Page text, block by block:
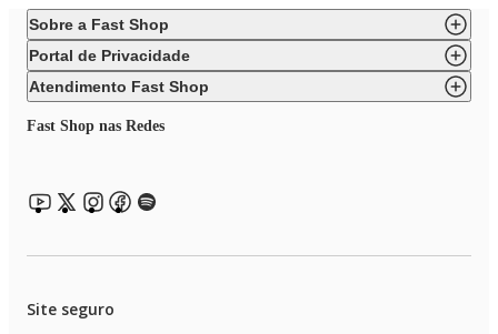
Sobre a Fast Shop
Portal de Privacidade
Atendimento Fast Shop
Fast Shop nas Redes
Site seguro